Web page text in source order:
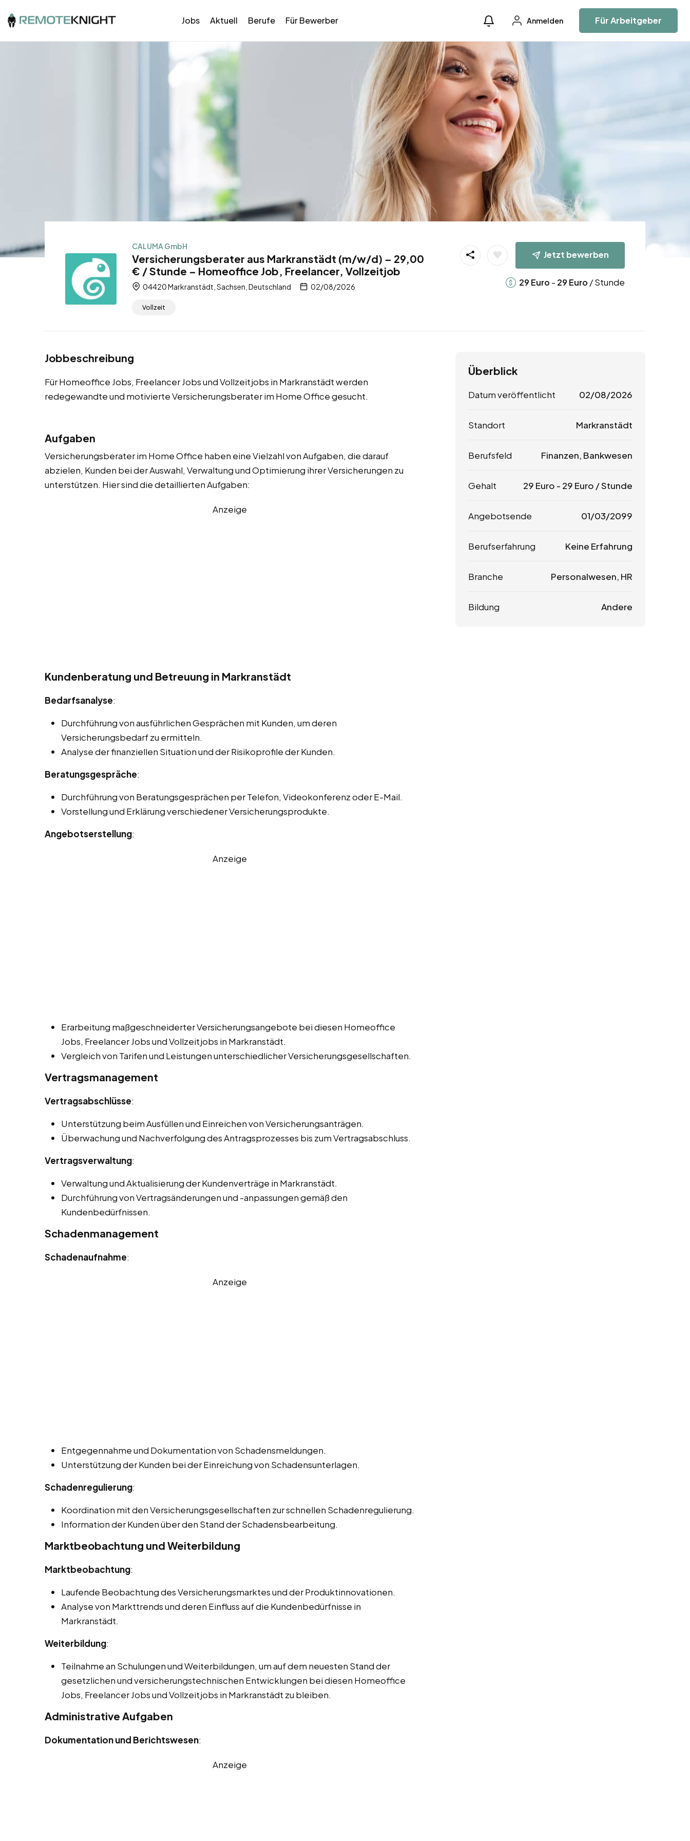
Jobs Aktuell Berufe Für Bewerber Anmelden Für Arbeitgeber
CALUMA GmbH
Versicherungsberater aus Markranstädt (m/w/d) – 29,00
€ / Stunde – Homeoffice Job, Freelancer, Vollzeitjob
04420 Markranstädt, Sachsen, Deutschland 02/08/2026
Vollzeit
Jetzt bewerben
29 Euro - 29 Euro / Stunde
Jobbeschreibung
Für Homeoffice Jobs, Freelancer Jobs und Vollzeitjobs in Markranstädt werden
redegewandte und motivierte Versicherungsberater im Home Office gesucht.
Aufgaben
Versicherungsberater im Home Office haben eine Vielzahl von Aufgaben, die darauf
abzielen, Kunden bei der Auswahl, Verwaltung und Optimierung ihrer Versicherungen zu
unterstützen. Hier sind die detaillierten Aufgaben:
Anzeige
Kundenberatung und Betreuung in Markranstädt
Bedarfsanalyse:
Durchführung von ausführlichen Gesprächen mit Kunden, um deren
Versicherungsbedarf zu ermitteln.
Analyse der finanziellen Situation und der Risikoprofile der Kunden.
Beratungsgespräche:
Durchführung von Beratungsgesprächen per Telefon, Videokonferenz oder E-Mail.
Vorstellung und Erklärung verschiedener Versicherungsprodukte.
Angebotserstellung:
Anzeige
Erarbeitung maßgeschneiderter Versicherungsangebote bei diesen Homeoffice
Jobs, Freelancer Jobs und Vollzeitjobs in Markranstädt.
Vergleich von Tarifen und Leistungen unterschiedlicher Versicherungsgesellschaften.
Vertragsmanagement
Vertragsabschlüsse:
Unterstützung beim Ausfüllen und Einreichen von Versicherungsanträgen.
Überwachung und Nachverfolgung des Antragsprozesses bis zum Vertragsabschluss.
Vertragsverwaltung:
Verwaltung und Aktualisierung der Kundenverträge in Markranstädt.
Durchführung von Vertragsänderungen und -anpassungen gemäß den
Kundenbedürfnissen.
Schadenmanagement
Schadenaufnahme:
Anzeige
Entgegennahme und Dokumentation von Schadensmeldungen.
Unterstützung der Kunden bei der Einreichung von Schadensunterlagen.
Schadenregulierung:
Koordination mit den Versicherungsgesellschaften zur schnellen Schadenregulierung.
Information der Kunden über den Stand der Schadensbearbeitung.
Marktbeobachtung und Weiterbildung
Marktbeobachtung:
Laufende Beobachtung des Versicherungsmarktes und der Produktinnovationen.
Analyse von Markttrends und deren Einfluss auf die Kundenbedürfnisse in
Markranstädt.
Weiterbildung:
Teilnahme an Schulungen und Weiterbildungen, um auf dem neuesten Stand der
gesetzlichen und versicherungstechnischen Entwicklungen bei diesen Homeoffice
Jobs, Freelancer Jobs und Vollzeitjobs in Markranstädt zu bleiben.
Administrative Aufgaben
Dokumentation und Berichtswesen:
Anzeige
Überblick
Datum veröffentlicht 02/08/2026
Standort Markranstädt
Berufsfeld Finanzen, Bankwesen
Gehalt 29 Euro - 29 Euro / Stunde
Angebotsende 01/03/2099
Berufserfahrung Keine Erfahrung
Branche Personalwesen, HR
Bildung Andere